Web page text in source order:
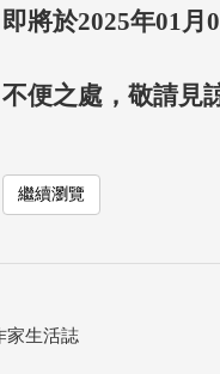
即將於2025年01月
不便之處，敬請見
繼續瀏覽
家生活誌